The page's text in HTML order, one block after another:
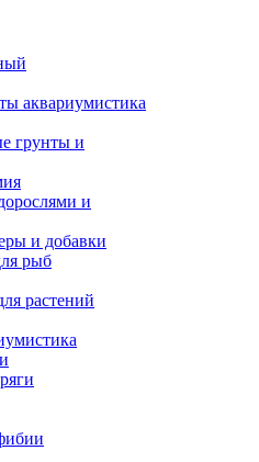
аквариумистика
грунты и
и
и добавки
рыб
растений